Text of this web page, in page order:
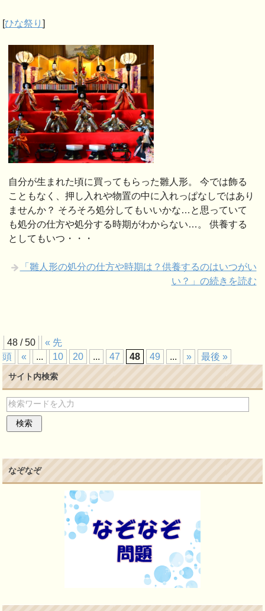
[ひな祭り]
自分が生まれた頃に買ってもらった雛人形。 今では飾る
こともなく、押し入れや物置の中に入れっぱなしではあり
ませんか？ そろそろ処分してもいいかな…と思っていて
も処分の仕方や処分する時期がわからない…。 供養する
としてもいつ・・・
「雛人形の処分の仕方や時期は？供養するのはいつがい
い？」の続きを読む
48 / 50
« 先
頭
« ... 10 20 ... 47 48 49 ... » 最後 »
サイト内検索
なぞなぞ